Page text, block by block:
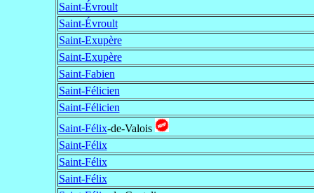
Saint-Évroult
Saint-Évroult
Saint-Exupère
Saint-Exupère
Saint-Fabien
Saint-Félicien
Saint-Félicien
Saint-Félix-de-Valois
Saint-Félix
Saint-Félix
Saint-Félix